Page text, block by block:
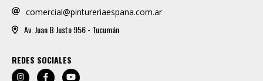
comercial@pintureriaespana.com.ar
Av. Juan B Justo 956 - Tucumán
REDES SOCIALES